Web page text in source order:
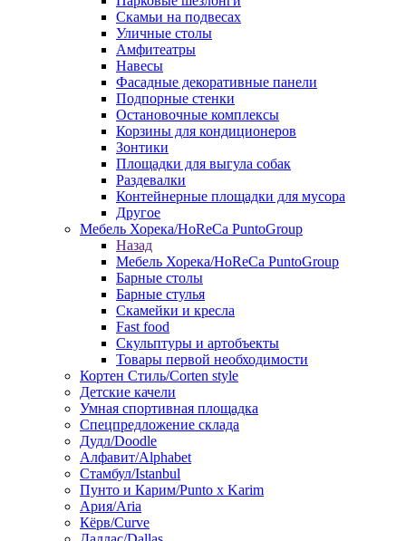
Скамьи на подвесах
Уличные столы
Амфитеатры
Навесы
Фасадные декоративные панели
Подпорные стенки
Остановочные комплексы
Корзины для кондиционеров
Зонтики
Площадки для выгула собак
Раздевалки
Контейнерные площадки для мусора
Другое
Мебель Хорека/HoReCa PuntoGroup
Назад
Мебель Хорека/HoReCa PuntoGroup
Барные столы
Барные стулья
Скамейки и кресла
Fast food
Скульптуры и артобъекты
Товары первой необходимости
Кортен Стиль/Corten style
Детские качели
Умная спортивная площадка
Спецпредложение склада
Дудл/Doodle
Алфавит/Alphabet
Стамбул/Istanbul
Пунто и Карим/Punto x Karim
Ария/Aria
Кёрв/Curve